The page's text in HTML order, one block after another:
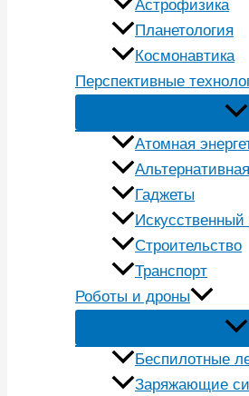
Астрофизика
Планетология
Космонавтика
Перспективные
Атомная
Гаджеты
Искусственный
Строительство
Транспорт
Роботы и дроны
Беспилотные
Заряжающие